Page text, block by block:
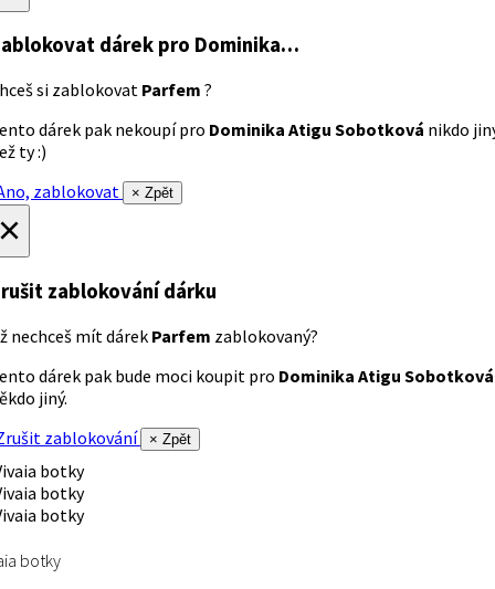
dárek pro Dominika…
si zablokovat Parfem ?
dárek pak nekoupí pro Dominika Atigu Sobotková nikdo
ty :)
zablokovat
× Zpět
zablokování dárku
nechceš mít dárek Parfem zablokovaný?
dárek pak bude moci koupit pro Dominika Atigu Sobotková
jiný.
zablokování
× Zpět
botky